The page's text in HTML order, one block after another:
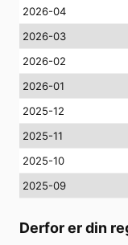
2026-04
2026-03
2026-02
2026-01
2025-12
2025-11
2025-10
2025-09
Derfor er din